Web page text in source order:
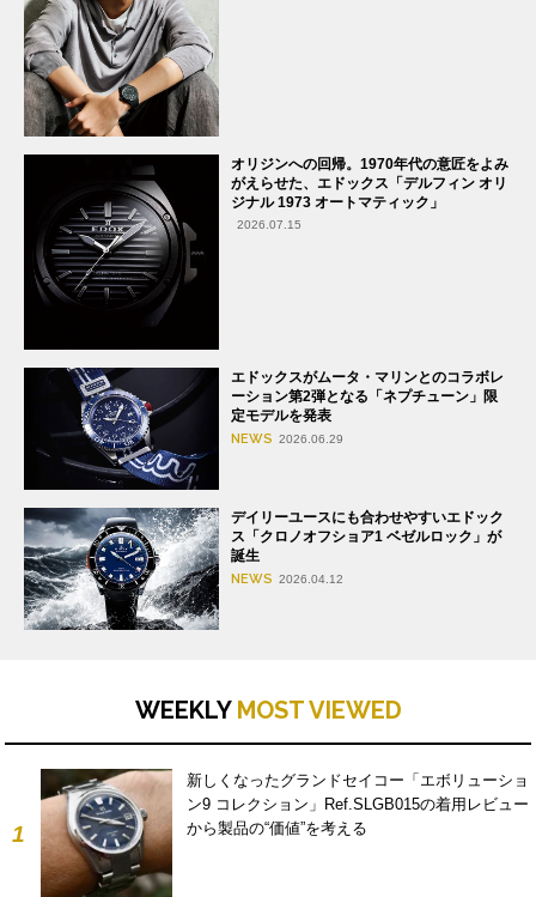
オリジンへの回帰。1970年代の意匠をよみ
がえらせた、エドックス「デルフィン オリ
ジナル 1973 オートマティック」
2026.07.15
エドックスがムータ・マリンとのコラボレ
ーション第2弾となる「ネプチューン」限
定モデルを発表
NEWS 2026.06.29
デイリーユースにも合わせやすいエドック
ス「クロノオフショア1 ベゼルロック」が
誕生
NEWS 2026.04.12
WEEKLY MOST VIEWED
1
新しくなったグランドセイコー「エボリューショ
ン9 コレクション」Ref.SLGB015の着用レビュー
から製品の“価値”を考える